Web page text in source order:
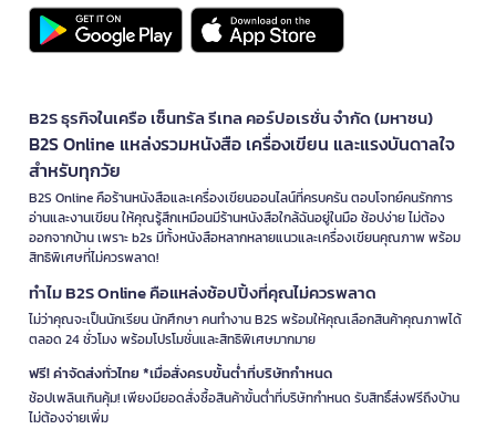
B2S ธุรกิจในเครือ เซ็นทรัล รีเทล คอร์ปอเรชั่น จำกัด (มหาชน)
B2S Online แหล่งรวมหนังสือ เครื่องเขียน และแรงบันดาลใจ
สำหรับทุกวัย
B2S Online คือร้านหนังสือและเครื่องเขียนออนไลน์ที่ครบครัน ตอบโจทย์คนรักการ
อ่านและงานเขียน ให้คุณรู้สึกเหมือนมีร้านหนังสือใกล้ฉันอยู่ในมือ ช้อปง่าย ไม่ต้อง
ออกจากบ้าน เพราะ b2s มีทั้งหนังสือหลากหลายแนวและเครื่องเขียนคุณภาพ พร้อม
สิทธิพิเศษที่ไม่ควรพลาด!
ทำไม B2S Online คือแหล่งช้อปปิ้งที่คุณไม่ควรพลาด
ไม่ว่าคุณจะเป็นนักเรียน นักศึกษา คนทำงาน B2S พร้อมให้คุณเลือกสินค้าคุณภาพได้
ตลอด 24 ชั่วโมง พร้อมโปรโมชั่นและสิทธิพิเศษมากมาย
ฟรี! ค่าจัดส่งทั่วไทย *เมื่อสั่งครบขั้นต่ำที่บริษัทกำหนด
ช้อปเพลินเกินคุ้ม! เพียงมียอดสั่งซื้อสินค้าขั้นต่ำที่บริษัทกำหนด รับสิทธิ์ส่งฟรีถึงบ้าน
ไม่ต้องจ่ายเพิ่ม